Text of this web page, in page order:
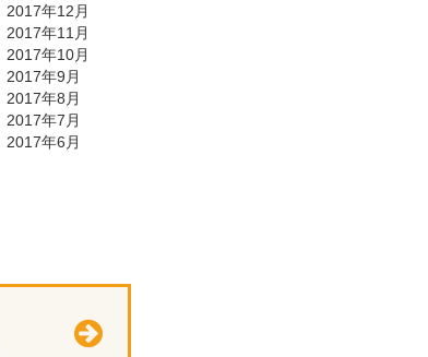
2017年12月
2017年11月
2017年10月
2017年9月
2017年8月
2017年7月
2017年6月